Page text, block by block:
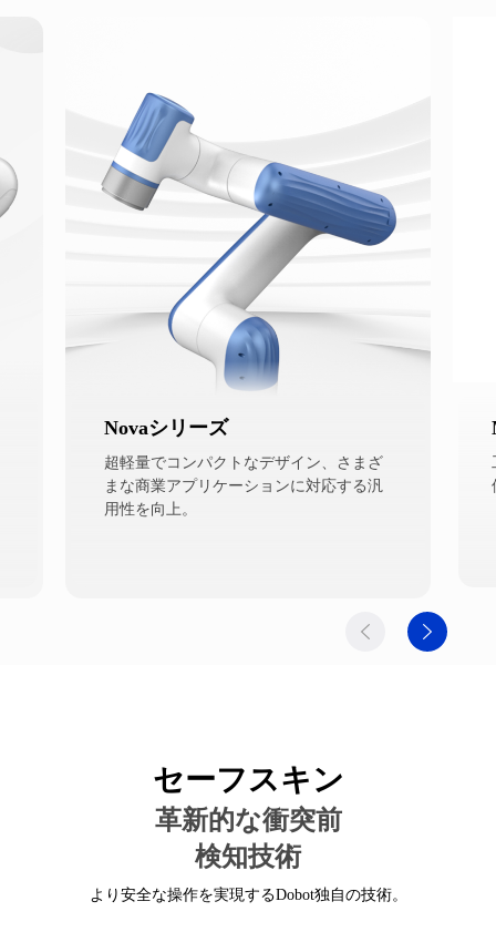
Novaシリーズ
超軽量でコンパクトなデザイン、さまざ
まな商業アプリケーションに対応する汎
用性を向上。
セーフスキン
革新的な衝突前
検知技術
より安全な操作を実現するDobot独自の技術。